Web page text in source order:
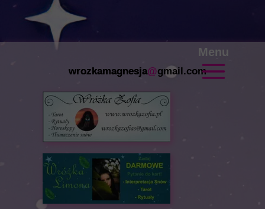
Menu
wrozkamagnesja@gmail.com